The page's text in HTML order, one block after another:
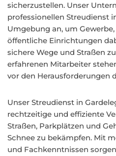
sicherzustellen. Unser
professionellen Streudienst
Umgebung an, um
öffentliche Einrichtungen
sichere Wege und Straßen
erfahrenen Mitarbeiter
vor den Herausforderungen
Unser Streudienst in
rechtzeitige und effiziente
Straßen, Parkplätzen und
Schnee zu bekämpfen. Mit
und Fachkenntnissen